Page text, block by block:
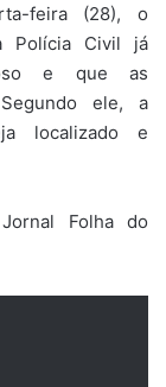
feira (28), o
Polícia Civil já
e que as
ele, a
localizado e
Folha do